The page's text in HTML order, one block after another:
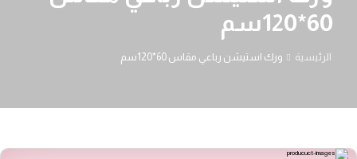
60*120سم
الرئيسية ورك استيشن رباعي مقاس 60*120سم